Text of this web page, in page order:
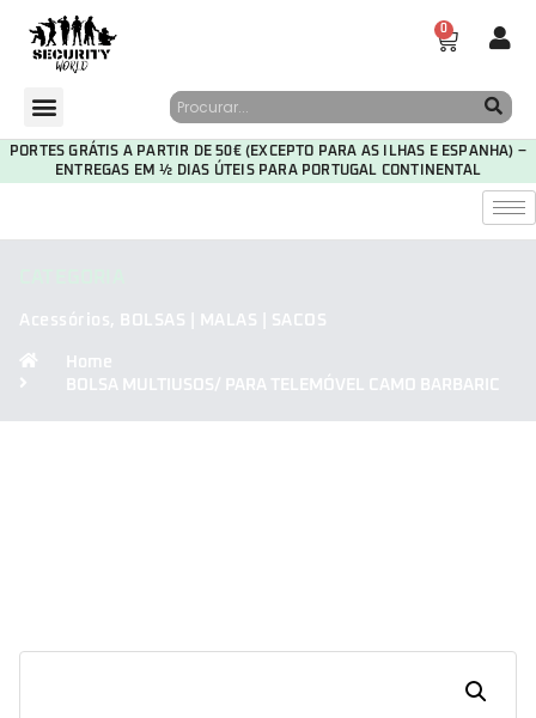
0
PORTES GRÁTIS A PARTIR DE 50€ (EXCEPTO PARA AS ILHAS E ESPANHA) –
ENTREGAS EM ½ DIAS ÚTEIS PARA PORTUGAL CONTINENTAL
Acessórios, BOLSAS | MALAS | SACOS
Home
BOLSA MULTIUSOS/ PARA TELEMÓVEL CAMO BARBARIC